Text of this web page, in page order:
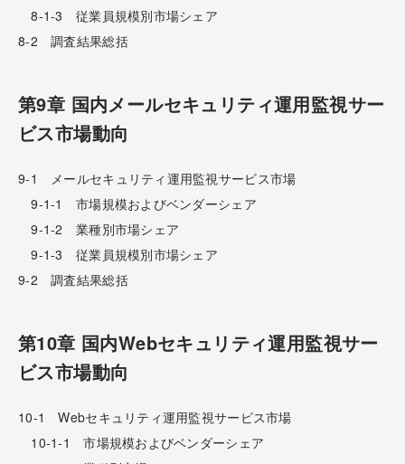
8-1-3 従業員規模別市場シェア
8-2 調査結果総括
第9章 国内メールセキュリティ運用監視サー
ビス市場動向
9-1 メールセキュリティ運用監視サービス市場
9-1-1 市場規模およびベンダーシェア
9-1-2 業種別市場シェア
9-1-3 従業員規模別市場シェア
9-2 調査結果総括
第10章 国内Webセキュリティ運用監視サー
ビス市場動向
10-1 Webセキュリティ運用監視サービス市場
10-1-1 市場規模およびベンダーシェア